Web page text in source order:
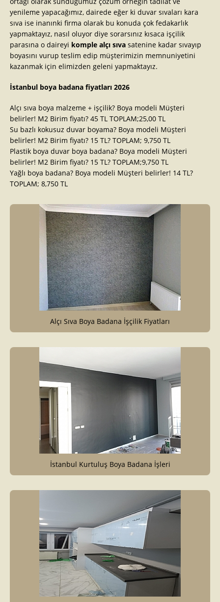
yenileme yapacağımız, dairede eğer ki duvar sıvaları kara
sıva ise inanınki firma olarak bu konuda çok fedakarlık
yapmaktayız, nasıl oluyor diye sorarsınız kısaca işçilik
parasına o daireyi komple alçı sıva satenine kadar sıvayıp
boyasını vurup teslim edip müşterimizin memnuniyetini
kazanmak için elimizden geleni yapmaktayız.
İstanbul boya badana fiyatları 2026
Alçı sıva boya malzeme + işçilik? Boya modeli Müşteri
belirler! M2 Birim fiyatı? 45 TL TOPLAM;25,00 TL
Su bazlı kokusuz duvar boyama? Boya modeli Müşteri
belirler! M2 Birim fiyatı? 15 TL? TOPLAM; 9,750 TL
Plastik boya duvar boya badana? Boya modeli Müşteri
belirler! M2 Birim fiyatı? 15 TL? TOPLAM;9,750 TL
Yağlı boya badana? Boya modeli Müşteri belirler! 14 TL?
TOPLAM; 8,750 TL
Alçı Sıva Boya Badana İşçilik Fiyatları
İstanbul Kurtuluş Boya Badana İşleri